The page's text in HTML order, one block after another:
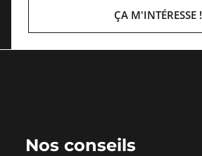
ÇA M'INTÉRESSE !
Nos conseils